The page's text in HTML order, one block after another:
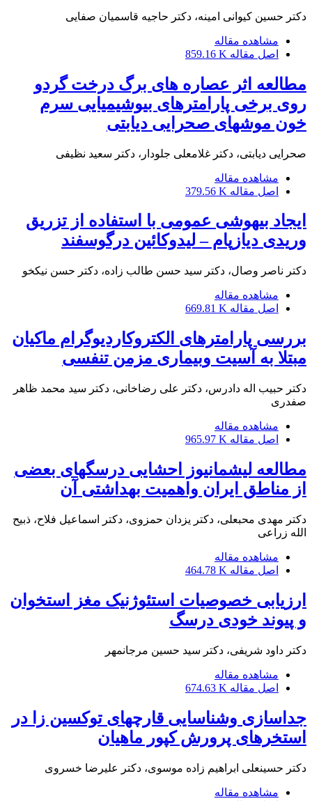
دکتر حسین کیوانی امینه، دکتر حاجیه قاسمیان صفایی
مشاهده مقاله
اصل مقاله 859.16 K
مطالعه اثر عصاره های برگ درخت گردو
روی برخی پارامترهای بیوشیمیایی سرم
خون موشهای صحرایی دیابتی
صحرایی دیابتی، دکتر غلامعلی جلودار، دکتر سعید نظیفی
مشاهده مقاله
اصل مقاله 379.56 K
ایجاد بیهوشی عمومی با استفاده از تزریق
وریدی دیازپام – لیدوکائین درگوسفند
دکتر ناصر وصال، دکتر سید حسن طالب زاده، دکتر حسن نیکخو
مشاهده مقاله
اصل مقاله 669.81 K
بررسی پارامترهای الکتروکاردیوگرام ماکیان
مبتلا به آسیت وبیماری مزمن تنفسی
دکتر حبیب اله دادرس، دکتر علی رضاخانی، دکتر سید محمد ظاهر
صفدری
مشاهده مقاله
اصل مقاله 965.97 K
مطالعه لیشمانیوز احشایی درسگهای بعضی
از مناطق ایران واهمیت بهداشتی آن
دکتر مهدی محبعلی، دکتر یزدان حمزوی، دکتر اسماعیل فلاح، ذبیح
الله زراعی
مشاهده مقاله
اصل مقاله 464.78 K
ارزیابی خصوصیات استئوژنیک مغز استخوان
و پیوند خودی درسگ
دکتر داود شریفی، دکتر سید حسین مرجانمهر
مشاهده مقاله
اصل مقاله 674.63 K
جداسازی وشناسایی قارچهای توکسین زا در
استخرهای پرورش کپور ماهیان
دکتر حسینعلی ابراهیم زاده موسوی، دکتر علیرضا خسروی
مشاهده مقاله